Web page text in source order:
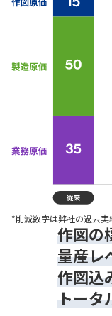
*削減数字は弊社の過去実
作図の
量産レ
作図込
トータ